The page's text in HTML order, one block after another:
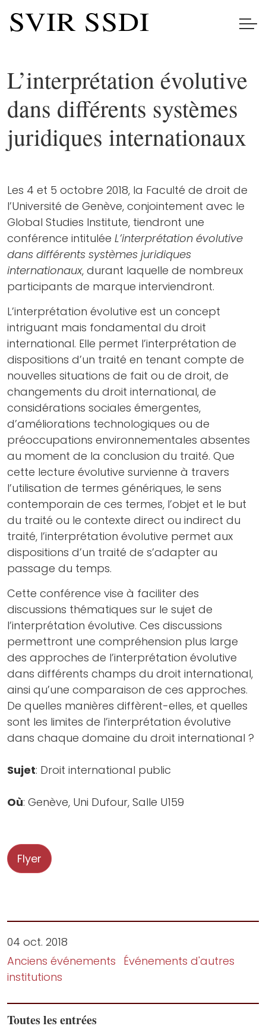
L’interprétation évolutive
dans différents systèmes
juridiques internationaux
Les 4 et 5 octobre 2018, la Faculté de droit de
l’Université de Genève, conjointement avec le
Global Studies Institute, tiendront une
conférence intitulée L’interprétation évolutive
dans différents systèmes juridiques
internationaux, durant laquelle de nombreux
participants de marque interviendront.
L’interprétation évolutive est un concept
intriguant mais fondamental du droit
international. Elle permet l’interprétation de
dispositions d’un traité en tenant compte de
nouvelles situations de fait ou de droit, de
changements du droit international, de
considérations sociales émergentes,
d’améliorations technologiques ou de
préoccupations environnementales absentes
au moment de la conclusion du traité. Que
cette lecture évolutive survienne à travers
l’utilisation de termes génériques, le sens
contemporain de ces termes, l’objet et le but
du traité ou le contexte direct ou indirect du
traité, l’interprétation évolutive permet aux
dispositions d’un traité de s’adapter au
passage du temps.
Cette conférence vise à faciliter des
discussions thématiques sur le sujet de
l’interprétation évolutive. Ces discussions
permettront une compréhension plus large
des approches de l’interprétation évolutive
dans différents champs du droit international,
ainsi qu’une comparaison de ces approches.
De quelles manières diffèrent-elles, et quelles
sont les limites de l’interprétation évolutive
dans chaque domaine du droit international ?
Sujet: Droit international public
Où: Genève, Uni Dufour, Salle U159
Flyer
04 oct. 2018
Anciens événements Événements d'autres
institutions
Toutes les entrées